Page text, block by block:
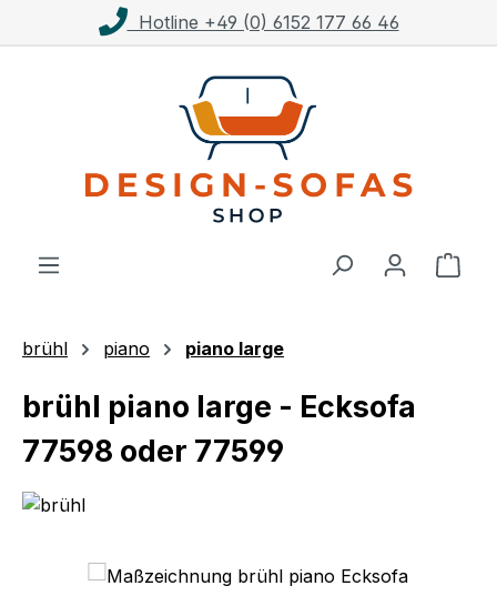
Zum Hauptinhalt springenKostenloser Versand ab 1.000€**
brühl piano piano large
brühl piano large - Ecksofa
77598 oder 77599
Bildergalerie überspringen